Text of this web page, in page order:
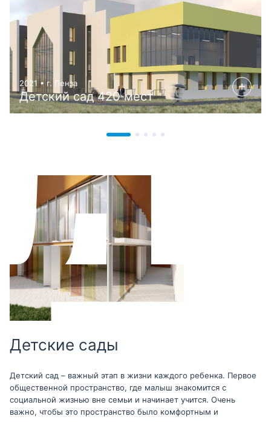
2021 • г. Пенза
Детский сад 420 мест
Детские сады
Детский сад – важный этап в жизни каждого ребенка. Первое
общественной пространство, где малыш знакомится с
социальной жизнью вне семьи и начинает учится. Очень
важно, чтобы это пространство было комфортным и